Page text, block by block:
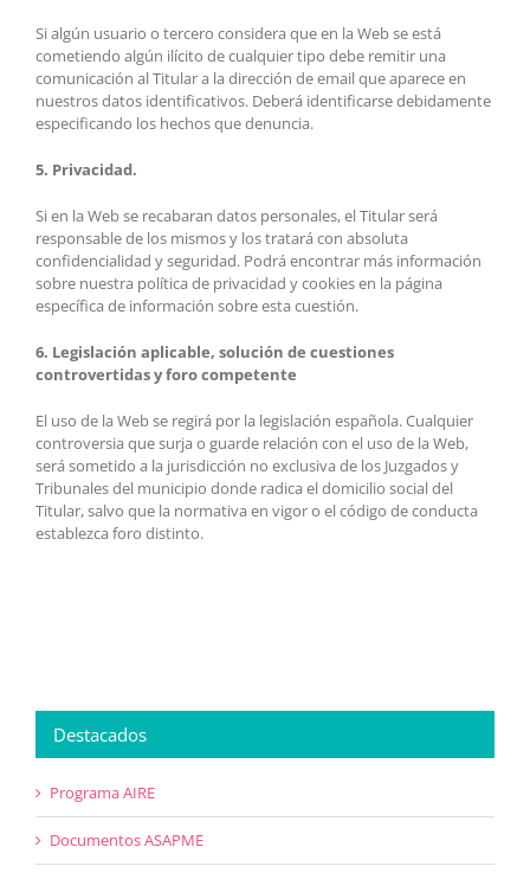
Si algún usuario o tercero considera que en la Web se está
cometiendo algún ilícito de cualquier tipo debe remitir una
comunicación al Titular a la dirección de email que aparece en
nuestros datos identificativos. Deberá identificarse debidamente
especificando los hechos que denuncia.
5. Privacidad.
Si en la Web se recabaran datos personales, el Titular será
responsable de los mismos y los tratará con absoluta
confidencialidad y seguridad. Podrá encontrar más información
sobre nuestra política de privacidad y cookies en la página
específica de información sobre esta cuestión.
6. Legislación aplicable, solución de cuestiones
controvertidas y foro competente
El uso de la Web se regirá por la legislación española. Cualquier
controversia que surja o guarde relación con el uso de la Web,
será sometido a la jurisdicción no exclusiva de los Juzgados y
Tribunales del municipio donde radica el domicilio social del
Titular, salvo que la normativa en vigor o el código de conducta
establezca foro distinto.
Destacados
Programa AIRE
Documentos ASAPME